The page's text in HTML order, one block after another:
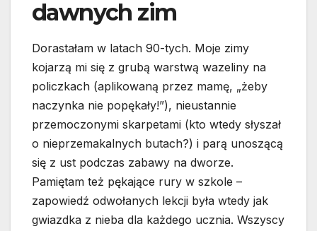
dawnych zim
Dorastałam w latach 90-tych. Moje zimy
kojarzą mi się z grubą warstwą wazeliny na
policzkach (aplikowaną przez mamę, „żeby
naczynka nie popękały!”), nieustannie
przemoczonymi skarpetami (kto wtedy słyszał
o nieprzemakalnych butach?) i parą unoszącą
się z ust podczas zabawy na dworze.
Pamiętam też pękające rury w szkole –
zapowiedź odwołanych lekcji była wtedy jak
gwiazdka z nieba dla każdego ucznia. Wszyscy